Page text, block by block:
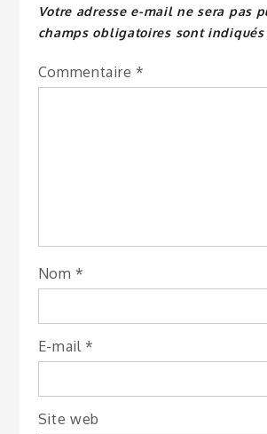
Votre adresse e-mail ne sera pas
champs obligatoires sont indiqués
Commentaire *
Nom *
E-mail *
Site web